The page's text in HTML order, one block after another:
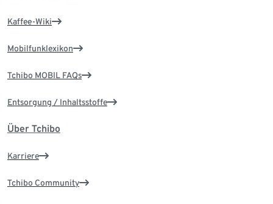
Kaffee-Wiki
Mobilfunklexikon
Tchibo MOBIL FAQs
Entsorgung / Inhaltsstoffe
Über Tchibo
Karriere
Tchibo Community